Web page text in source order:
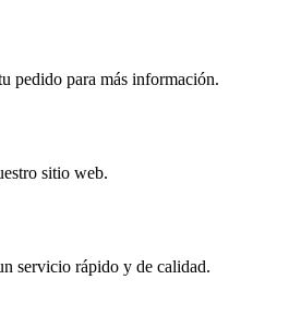
pedido para más información.
sitio web.
servicio rápido y de calidad.